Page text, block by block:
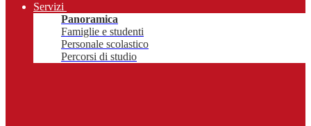
Servizi
Panoramica
Famiglie e studenti
Personale scolastico
Percorsi di studio